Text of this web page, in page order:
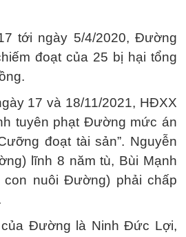
tới ngày 5/4/2020, Đường
đoạt của 25 bị hại tổng
17 và 18/11/2021, HĐXX
tuyên phạt Đường mức án
đoạt tài sản”. Nguyễn
lĩnh 8 năm tù, Bùi Mạnh
con nuôi Đường) phải chấp
Đường là Ninh Đức Lợi,